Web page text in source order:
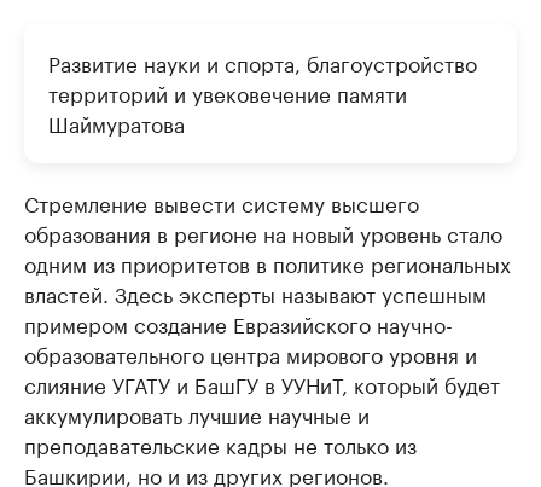
Развитие науки и спорта, благоустройство
территорий и увековечение памяти
Шаймуратова
Стремление вывести систему высшего
образования в регионе на новый уровень стало
одним из приоритетов в политике региональных
властей. Здесь эксперты называют успешным
примером создание Евразийского научно-
образовательного центра мирового уровня и
слияние УГАТУ и БашГУ в УУНиТ, который будет
аккумулировать лучшие научные и
преподавательские кадры не только из
Башкирии, но и из других регионов.